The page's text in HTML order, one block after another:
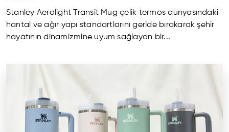
Stanley Aerolight Transit Mug çelik termos dünyasındaki
hantal ve ağır yapı standartlarını geride bırakarak şehir
hayatının dinamizmine uyum sağlayan bir...